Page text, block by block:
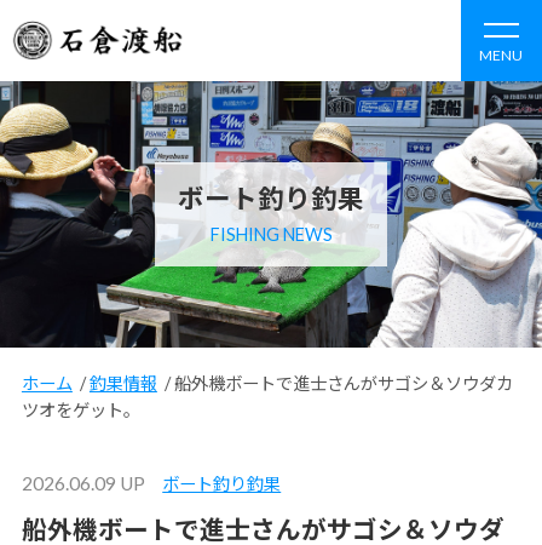
MENU
ボート釣り釣果
FISHING NEWS
ホーム /釣果情報 /船外機ボートで進士さんがサゴシ＆ソウダカ
ツオをゲット。
2026.06.09 UP ボート釣り釣果
船外機ボートで進士さんがサゴシ＆ソウダ